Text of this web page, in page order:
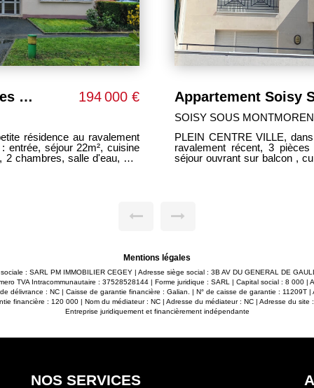
Appartement Soisy Sous Montmorency 3 pièces 70 m² 312 000 €
au
2 chambres, salle
Appartement Soisy
SOISY SOUS
SOISY proche centre et
entretenue, beau 3 pièces de 70 m² comprenant : séjour 25m² ouvrant sur
balcon, cuisine équipée,
Mentions légales
: SARL PM IMMOBILIER CEGEY | Adresse siège social : 3B AV DU GENERAL DE
TVA Intracommunautaire : 37528528144 | Forme juridique : SARL | Capital social : 8 000 |
délivrance : NC | Caisse de garantie financière : Galian. | N° de caisse de garantie :
financière : 120 000 | Nom du médiateur : NC | Adresse du médiateur : NC | Adresse du site
Entreprise juridiquement et financièrement indépendante
NOS SERVICES